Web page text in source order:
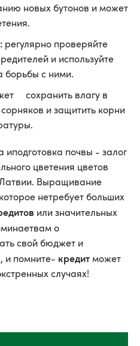
новых бутонов и может
регулярно проверяйте
и используйте
борьбы с ними.
сохранить влагу в
и защитить корни
почвы - залог
цветения цветов
Выращивание
нетребует больших
или значительных
о
свой бюджет и
и помните- кредитможет
случаях!